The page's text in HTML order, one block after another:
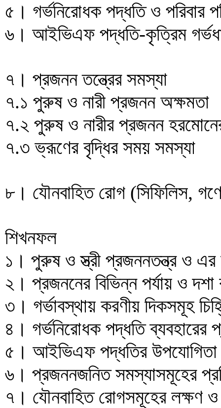
৫। গর্ভনিরোধক পদ্ধতি ও পরিবার
৬। আইভিএফ পদ্ধতি-কৃত্রিম
৭। প্রজনন তন্ত্রের সমস্যা
৭.১ পুরুষ ও নারী প্রজনন অক্ষমতা
৭.২ পুরুষ ও নারীর প্রজনন
৭.৩ ভ্রূণের বৃদ্ধির সময় সমস্যা
৮। যৌনবাহিত রোগ (সিফিলিস,
শিখনফল
১। পুরুষ ও স্ত্রী প্রজননতন্ত্র ও এর
২। প্রজননের বিভিন্ন পর্যায় ও দশা
৩। গর্ভাবস্থায় করণীয় দিকসমূহ
৪। গর্ভনিরোধক পদ্ধতি ব্যবহারের
৫। আইভিএফ পদ্ধতির উপযোগিতা
৬। প্রজননজনিত সমস্যাসমূহের
৭। যৌনবাহিত রোগসমূহের লক্ষণ ও